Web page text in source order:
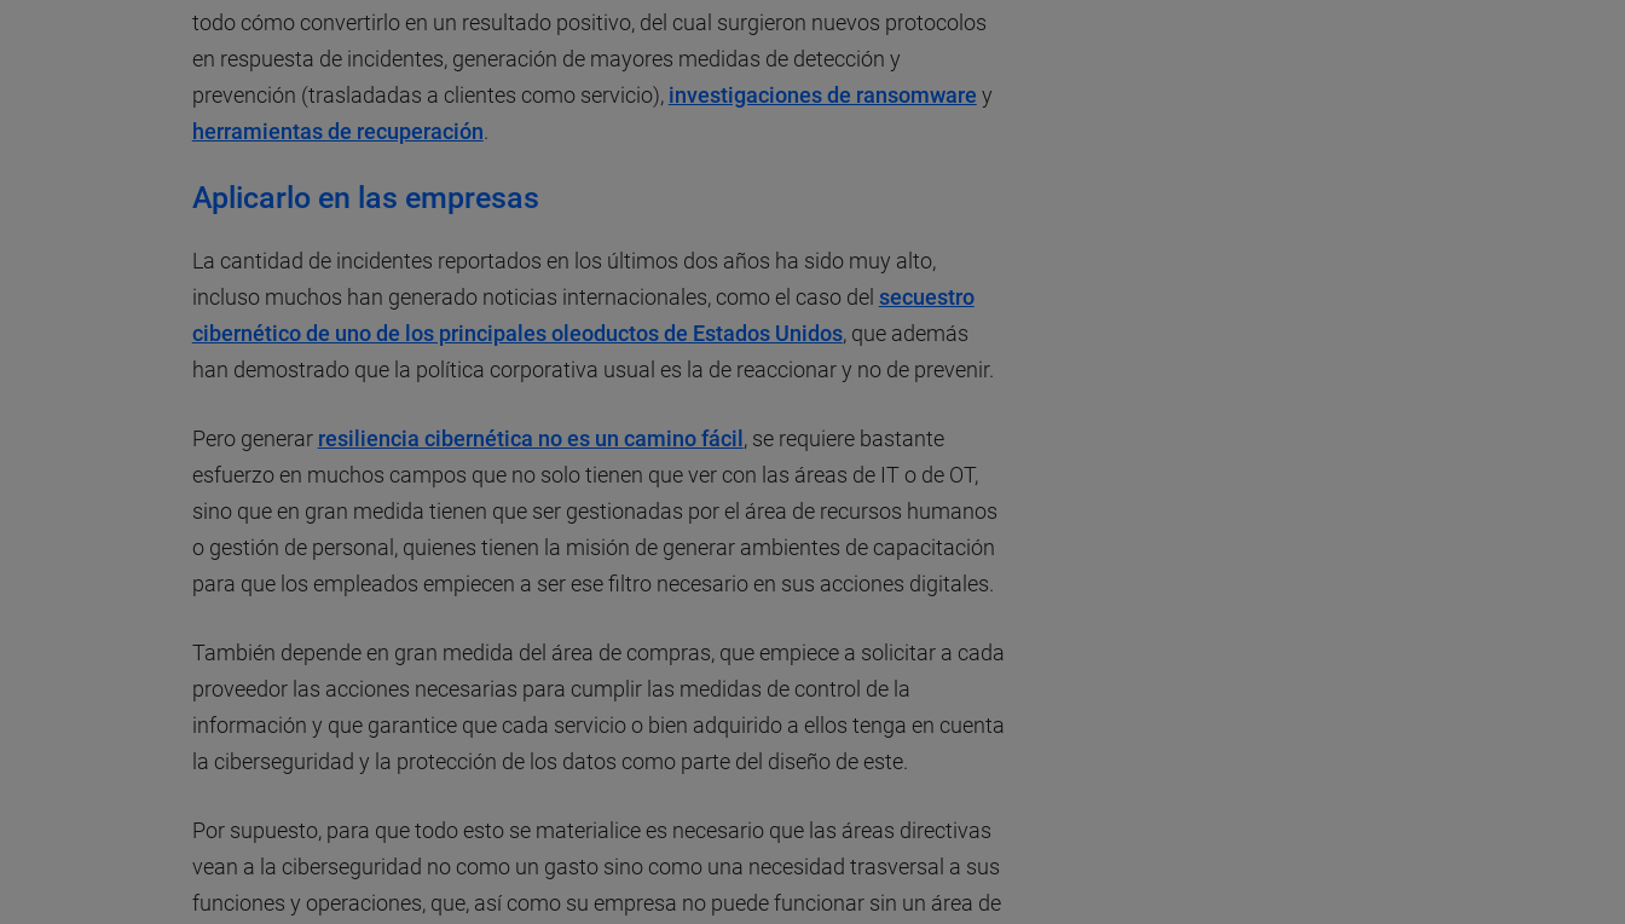
todo cómo convertirlo en un resultado positivo, del cual surgieron nuevos protocolos
en respuesta de incidentes, generación de mayores medidas de detección y
prevención (trasladadas a clientes como servicio), investigaciones de ransomware y
herramientas de recuperación
Aplicarlo en las empresas
La cantidad de incidentes reportados en los últimos dos años ha sido muy alto,
incluso muchos han generado noticias internacionales, como el caso del secuestro
cibernético de uno de los principales oleoductos de Estados Unidos, que además
han demostrado que la política corporativa usual es la de reaccionar y no de prevenir.
Pero generar resiliencia cibernética no es un camino fácil, se requiere bastante
esfuerzo en muchos campos que no solo tienen que ver con las áreas de IT o de OT,
sino que en gran medida tienen que ser gestionadas por el área de recursos humanos
o gestión de personal, quienes tienen la misión de generar ambientes de capacitación
para que los empleados empiecen a ser ese filtro necesario en sus acciones digitales.
También depende en gran medida del área de compras, que empiece a solicitar a cada
proveedor las acciones necesarias para cumplir las medidas de control de la
información y que garantice que cada servicio o bien adquirido a ellos tenga en cuenta
la ciberseguridad y la protección de los datos como parte del diseño de este.
Por supuesto, para que todo esto se materialice es necesario que las áreas directivas
vean a la ciberseguridad no como un gasto sino como una necesidad trasversal a sus
funciones y operaciones, que, así como su empresa no puede funcionar sin un área de